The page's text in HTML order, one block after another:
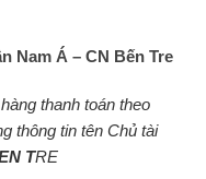
Nam Á – CN Bến Tre
thanh toán theo
thông tin tên Chủ tài
TRE